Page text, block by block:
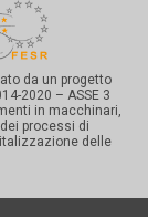
da un progetto
2020 – ASSE 3
in macchinari,
processi di
delle